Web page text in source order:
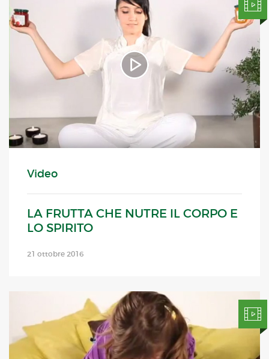
Video
LA FRUTTA CHE NUTRE IL CORPO E
LO SPIRITO
21 ottobre 2016